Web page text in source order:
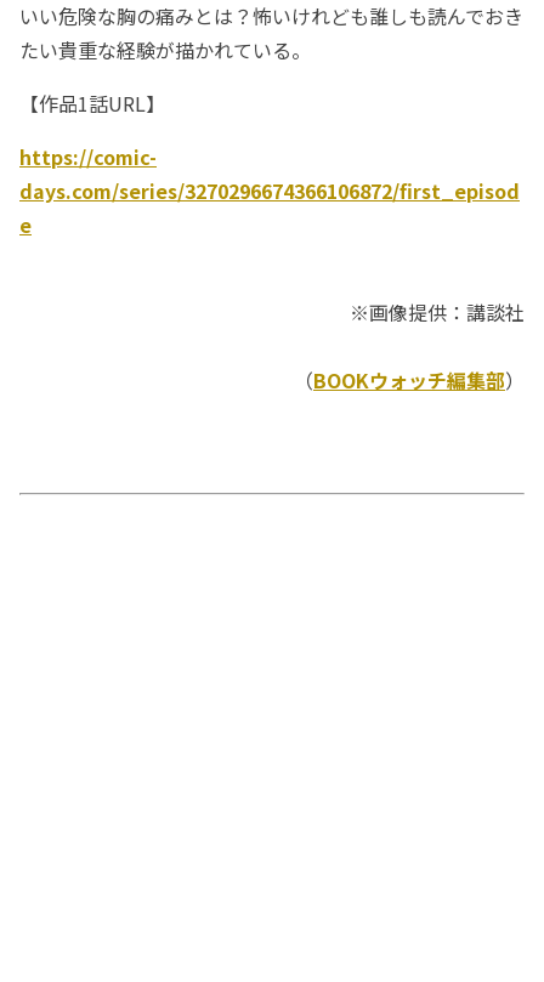
いい危険な胸の痛みとは？怖いけれども誰しも読んでおき
たい貴重な経験が描かれている。
【作品1話URL】
https://comic-
days.com/series/3270296674366106872/first_episod
e
※画像提供：講談社
（BOOKウォッチ編集部）